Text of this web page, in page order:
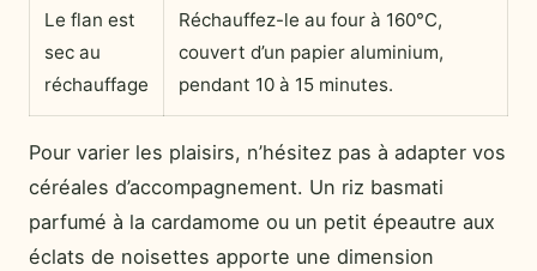
Le flan est
sec au
réchauffage
Réchauffez-le au four à 160°C,
couvert d’un papier aluminium,
pendant 10 à 15 minutes.
Pour varier les plaisirs, n’hésitez pas à adapter vos
céréales d’accompagnement. Un riz basmati
parfumé à la cardamome ou un petit épeautre aux
éclats de noisettes apporte une dimension